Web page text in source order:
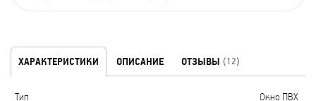
ХАРАКТЕРИСТИКИ ОПИСАНИЕ ОТЗЫВЫ (12)
Тип
Окно ПВХ